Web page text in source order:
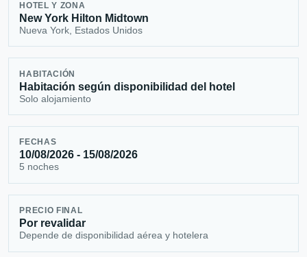
HOTEL Y ZONA
New York Hilton Midtown
Nueva York, Estados Unidos
HABITACIÓN
Habitación según disponibilidad del hotel
Solo alojamiento
FECHAS
10/08/2026 - 15/08/2026
5 noches
PRECIO FINAL
Por revalidar
Depende de disponibilidad aérea y hotelera